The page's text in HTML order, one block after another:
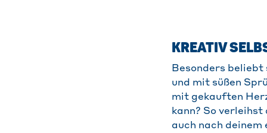
KREATIV
Besonders beliebt
und mit süßen
mit gekauften
kann? So
auch nach